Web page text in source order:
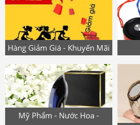
Hàng Giảm Giá - Khuyến Mãi
Mỹ Phẩm - Nước Hoa -